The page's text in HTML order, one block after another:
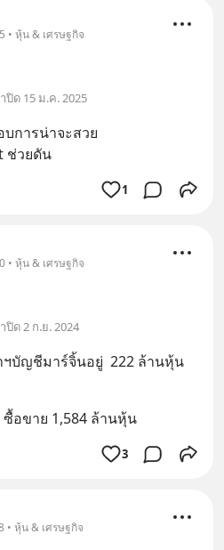
• หุ้น & เศรษฐกิจ
ปิด 15 ม.ค. 2025
การน่าจะสวย
ช่วยดัน
1
• หุ้น & เศรษฐกิจ
ปิด 2 ก.ย. 2024
บัญชีมาร์จิ้นอยู่  222 ล้านหุ้น
ซื้อขาย 1,584 ล้านหุ้น
3
• หุ้น & เศรษฐกิจ